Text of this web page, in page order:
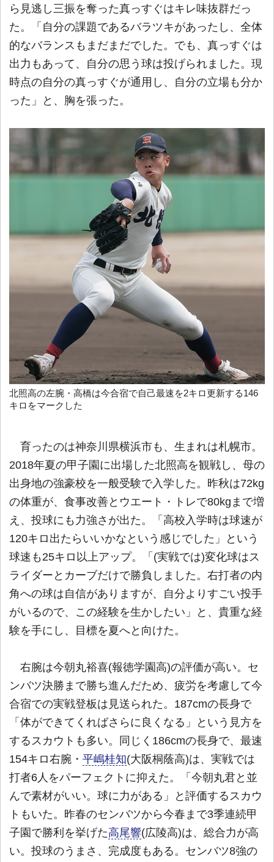
ら見逃し三振を奪った真っすぐはキレ味抜群だっ
た。「自分の課題であるバラツキがあったし、全体
的なバランスもまだまだでした。でも、真っすぐは
出力もあって、自分の思う球は投げられました。現
時点の自分の真っすぐが通用し、自分の立場も分か
った」と、胸を張った。
北照高の左腕・高橋は今合宿で自己最速を2キロ更新する146
キロをマークした
育ったのは神奈川県横浜市も、生まれは札幌市。
2018年夏の甲子園に出場した北照高を観戦し、母の
出身地の強豪校を一般受験で入学した。昨秋は72kg
の体重が、食事改善とウエート・トレで80kgまで増
え、投球にも力強さが出た。「高校入学時は球速が
120キロ出たらいいかなという感じでした」という
球速も25キロ以上アップ。「(実戦では)変化球はス
ライダーとカーブだけで勝負しました。右打者の内
角への球は自信がありますが、自分よりすごい投手
がいるので、この経験を生かしたい」と、貴重な経
験を手にし、目標を夏へと向けた。
右腕は今朝丸裕喜(報徳学園高)の評価が高い。セ
ンバツ決勝まで勝ち進んだため、疲労を考慮して今
合宿での実戦登板は見送られた。187cmの長身で
「体ができてくればさらに良くなる」という見方を
するスカウトも多い。同じく186cmの長身で、最速
154キロ右腕・ 平嶋桂知(大阪桐蔭高)は、実戦では
打者6人をパーフェクトに抑えた。「今朝丸君と並
んで素材がいい。球に力がある」と評価するスカウ
トもいた。昨春のセンバツから今春まで3季連続甲
子園で勝利を挙げた高尾響(広陵高)は、総合力が高
い。投球のうまさ、完成度もある。センバツ8強の